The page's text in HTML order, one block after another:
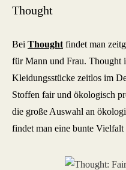
Thought
Bei Thought findet man
für Mann und Frau. Thought
Kleidungsstücke zeitlos im
Stoffen fair und ökologisch
die große Auswahl an
findet man eine bunte